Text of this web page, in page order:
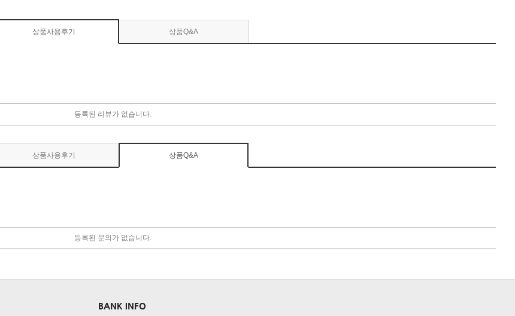
상품사용후기 상품Q&A
등록된 리뷰가 없습니다.
상품사용후기 상품Q&A
등록된 문의가 없습니다.
BANK INFO